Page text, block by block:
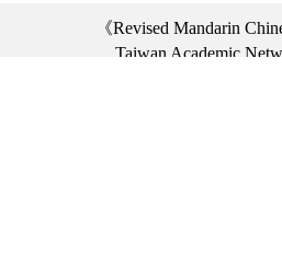
《Revised Mandarin
Taiwan Academic